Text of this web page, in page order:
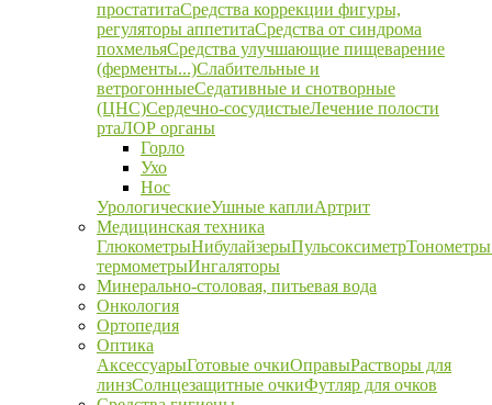
простатитаСредства коррекции фигуры,
регуляторы аппетитаСредства от синдрома
похмельяСредства улучшающие пищеварение
(ферменты...)Слабительные и
ветрогонныеСедативные и снотворные
(ЦНС)Сердечно-сосудистыеЛечение полости
ртаЛОР органы
Горло
Ухо
Нос
УрологическиеУшные каплиАртрит
Медицинская техника
ГлюкометрыНибулайзерыПульсоксиметрТонометры
термометрыИнгаляторы
Минерально-столовая, питьевая вода
Онкология
Ортопедия
Оптика
АксессуарыГотовые очкиОправыРастворы для
линзСолнцезащитные очкиФутляр для очков